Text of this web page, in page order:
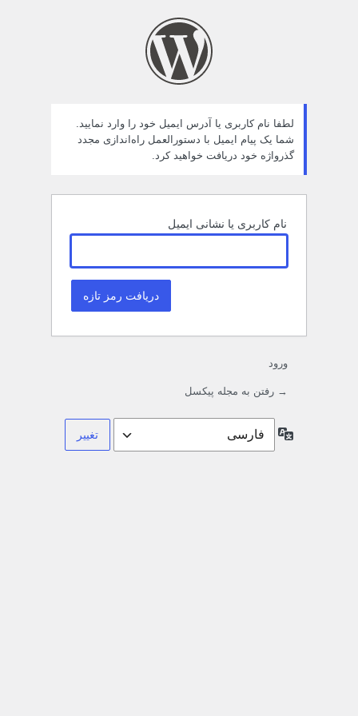
لطفا نام کاربری یا آدرس ایمیل خود را وارد نمایید.
شما یک پیام ایمیل با دستورالعمل راه‌اندازی مجدد
گذرواژه خود دریافت خواهید کرد.
نام کاربری یا نشانی ایمیل
ورود
→ رفتن به مجله پیکسل
زبان